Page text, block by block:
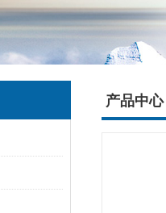
产品中心